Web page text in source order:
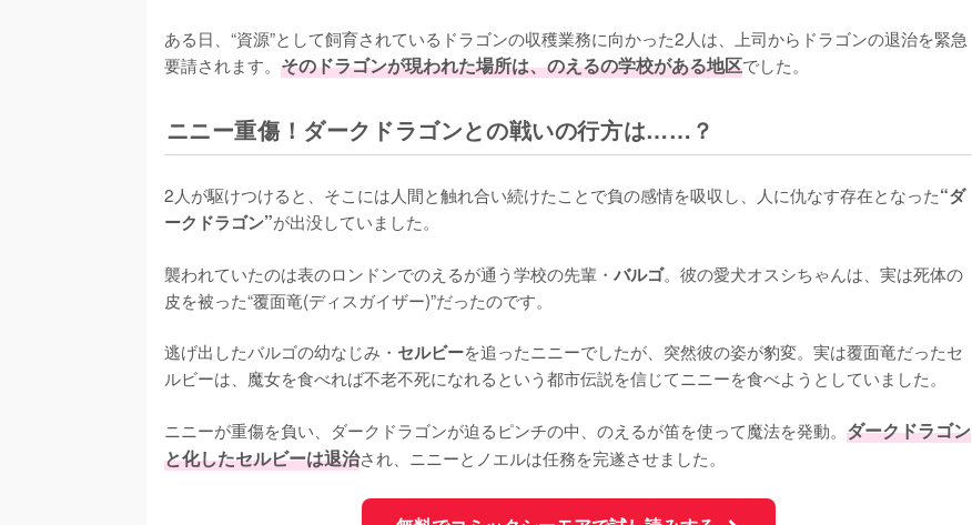
ある日、“資源”として飼育されているドラゴンの収穫業務に向かった2人は、上司からドラゴンの退治を緊急
要請されます。 そのドラゴンが現われた場所は、のえるの学校がある地区でした。
ニニー重傷！ダークドラゴンとの戦いの行方は……？
2人が駆けつけると、そこには人間と触れ合い続けたことで負の感情を吸収し、人に仇なす存在となった“ダ
ークドラゴン”が出没していました。
襲われていたのは表のロンドンでのえるが通う学校の先輩・ バルゴ。彼の愛犬オスシちゃんは、実は死体の
皮を被った“覆面竜(ディスガイザー)”だったのです。
逃げ出したバルゴの幼なじみ・ セルビーを追ったニニーでしたが、突然彼の姿が豹変。実は覆面竜だったセ
ルビーは、魔女を食べれば不老不死になれるという都市伝説を信じてニニーを食べようとしていました。
ニニーが重傷を負い、ダークドラゴンが迫るピンチの中、のえるが笛を使って魔法を発動。 ダークドラゴン
と化したセルビーは退治され、ニニーとノエルは任務を完遂させました。